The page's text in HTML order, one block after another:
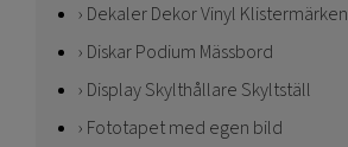
Dekaler Dekor Vinyl Klistermärken
Diskar Podium Mässbord
Display Skylthållare Skyltställ
Fototapet med egen bild